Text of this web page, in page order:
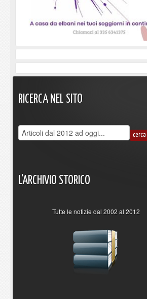
RICERCA NEL SITO
L'ARCHIVIO STORICO
Tutte le notizie dal 2002 al 2012